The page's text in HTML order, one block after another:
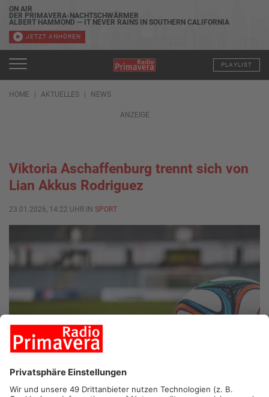
ON AIR
DER PRIMAVERA-NACHTSCHWÄRMER
ALBERT HAMMOND — IT NEVER RAINS IN SOUTHERN CALIFORNIA
JETZT ANHÖREN
PLAYLIST
HOME AKTUELLES NEWS
ANZEIGE
Viktoria Aschaffenburg trennt sich von
Lian Akkus Rodriguez
23.01.2026, 14:22 UHR IN SPORT